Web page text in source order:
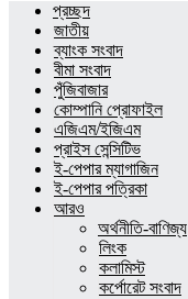
প্রচ্ছদ
জাতীয়
ব্যাংক সংবাদ
বীমা সংবাদ
পুঁজিবাজার
কোম্পানি প্রোফাইল
এজিএম/ইজিএম
প্রাইস সেন্সিটিভ
ই-পেপার ম্যাগাজিন
ই-পেপার পত্রিকা
আরও
অর্থনীতি-বাণিজ্য
লিংক
কলামিস্ট
কর্পোরেট সংবাদ